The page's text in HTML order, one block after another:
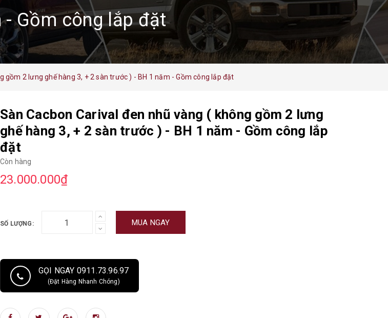
- Gồm công lắp đặt
gồm 2 lưng ghế hàng 3, + 2 sàn trước ) - BH 1 năm - Gồm công lắp đặt
Sàn Cacbon Carival đen nhũ vàng ( không gồm 2 lưng
ghế hàng 3, + 2 sàn trước ) - BH 1 năm - Gồm công lắp
đặt
Còn hàng
23.000.000₫
SỐ LƯỢNG: MUA NGAY
GỌI NGAY 0911.73.96.97
(Đặt Hàng Nhanh Chóng)